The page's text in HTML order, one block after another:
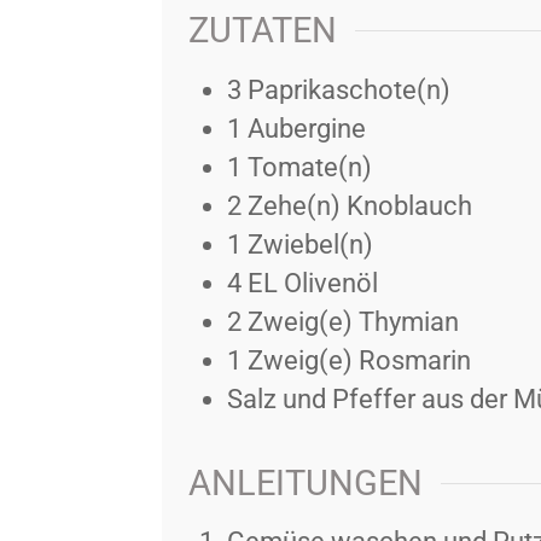
ZUTATEN
3 Paprikaschote(n)
1 Aubergine
1 Tomate(n)
2 Zehe(n) Knoblauch
1 Zwiebel(n)
4 EL Olivenöl
2 Zweig(e) Thymian
1 Zweig(e) Rosmarin
Salz und Pfeffer aus der
ANLEITUNGEN